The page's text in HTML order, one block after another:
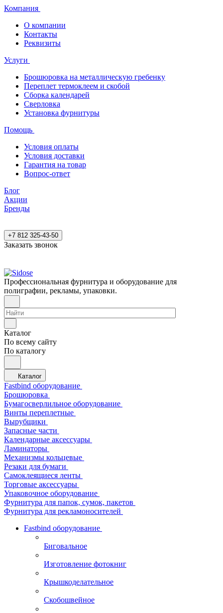
Компания
О компании
Контакты
Реквизиты
Услуги
Брошюровка на металлическую гребенку
Переплет термоклеем и скобой
Сборка календарей
Сверловка
Установка фурнитуры
Помощь
Условия оплаты
Условия доставки
Гарантия на товар
Вопрос-ответ
Блог
Акции
Бренды
+7 812 325-43-50
Заказать звонок
Профессиональная фурнитура и оборудование для
полиграфии, рекламы, упаковки.
Каталог
По всему сайту
По каталогу
Каталог
Fastbind оборудование
Брошюровка
Бумагосверлильное оборудование
Винты переплетные
Вырубщики
Запасные части
Календарные аксессуары
Ламинаторы
Механизмы кольцевые
Резаки для бумаги
Самоклеящиеся ленты
Торговые аксессуары
Упаковочное оборудование
Фурнитура для папок, сумок, пакетов
Фурнитура для рекламоносителей
Fastbind оборудование
Биговальное
Изготовление фотокниг
Крышкоделательное
Скобошвейное